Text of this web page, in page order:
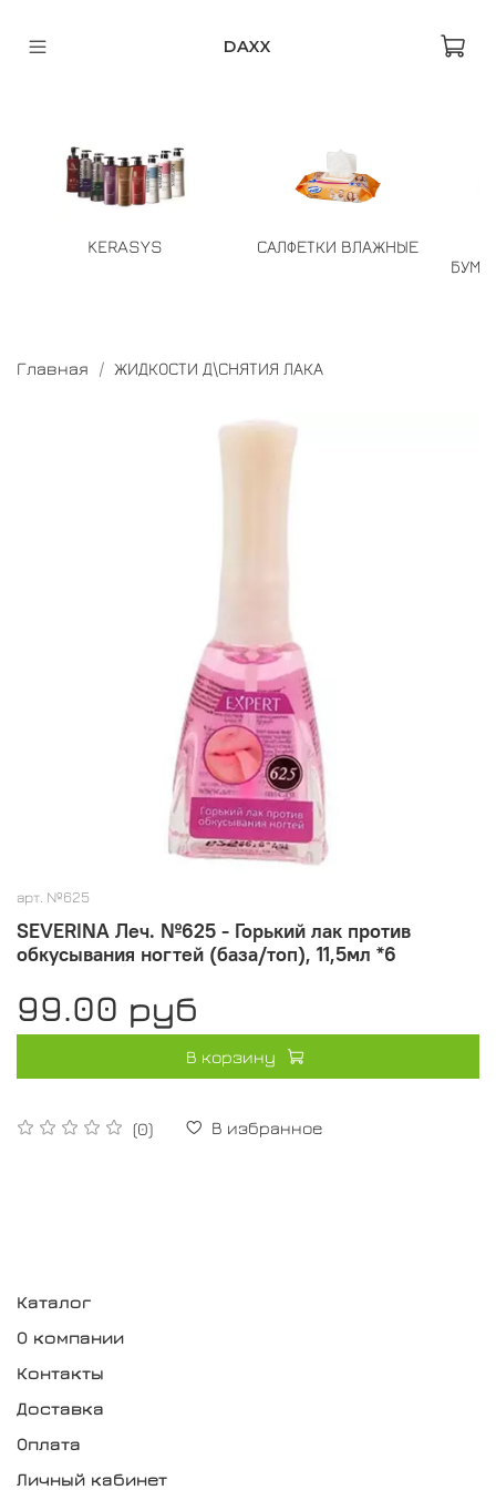
DAXX
KERASYS
САЛФЕТКИ ВЛАЖНЫЕ
Главная ЖИДКОСТИ Д\СНЯТИЯ ЛАКА
арт. №625
SEVERINA Леч. №625 - Горький лак против
обкусывания ногтей (база/топ), 11,5мл *6
(0) В избранное
99.00 руб
В корзину
Каталог
О компании
Контакты
Доставка
Оплата
Личный кабинет